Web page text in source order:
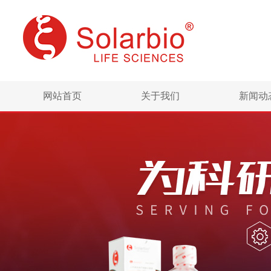
网站首页 关于我们 新闻动